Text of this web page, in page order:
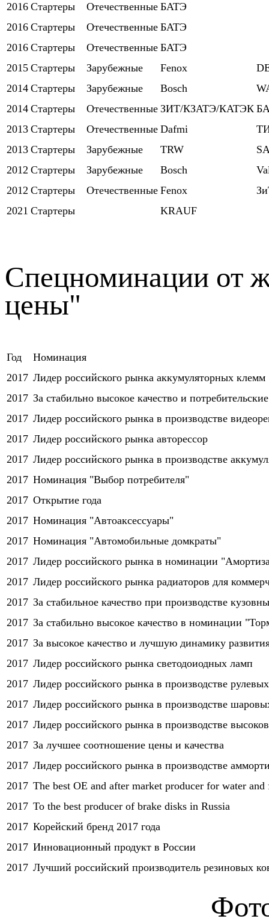
2016 Стартеры Отечественные БАТЭ
2016 Стартеры Отечественные БАТЭ
2016 Стартеры Отечественные БАТЭ
2015 Стартеры Зарубежные Fenox
2014 Стартеры Зарубежные Bosch
2014 Стартеры Отечественные ЗИТ/КЗАТЭ/КАТЭК
2013 Стартеры Отечественные Dafmi
2013 Стартеры Зарубежные TRW
2012 Стартеры Зарубежные Bosch
2012 Стартеры Отечественные Fenox
2021 Стартеры KRAUF
Спецноминации от
цены"
Год
Номинация
2017 Лидер российского рынка аккумуляторных клемм
2017 За стабильно высокое качество и
2017 Лидер российского рынка в производстве
2017 Лидер российского рынка авторессор
2017 Лидер российского рынка в производстве
2017 Номинация "Выбор потребителя"
2017 Открытие года
2017 Номинация "Автоаксессуары"
2017 Номинация "Автомобильные домкраты"
2017 Лидер российского рынка в номинации
2017 Лидер российского рынка радиаторов для
2017 За стабильное качество при производстве
2017 За стабильно высокое качество в номинации
2017 За высокое качество и лучшую динамику
2017 Лидер российского рынка светодоиодных ламп
2017 Лидер российского рынка в производстве
2017 Лидер российского рынка в производстве
2017 Лидер российского рынка в производстве
2017 За лучшее соотношение цены и качества
2017 Лидер российского рынка в производстве
2017 The best OE and after market producer for water
2017 To the best producer of brake disks in Russia
2017 Корейский бренд 2017 года
2017 Инновационный продукт в России
2017 Лучший российский производитель резиновых